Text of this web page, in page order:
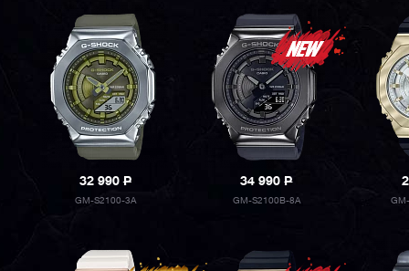
32 990P
GM-S2100-3A
34 990P
GM-S2100B-8A